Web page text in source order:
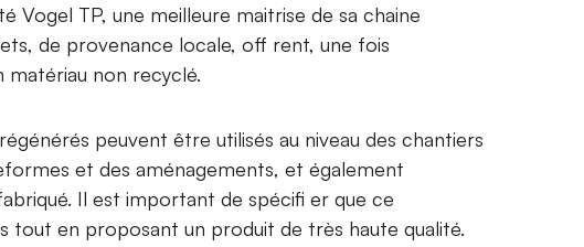
Vogel TP, une meilleure maitrise de sa chaine
de provenance locale, off rent, une fois
matériau non recyclé.
peuvent être utilisés au niveau des chantiers
et des aménagements, et également
Il est important de spécifi er que ce
tout en proposant un produit de très haute qualité.